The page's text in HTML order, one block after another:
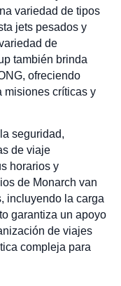
variedad de tipos
jets pesados y
de
también brinda
ofreciendo
misiones críticas y
seguridad,
de viaje
horarios y
de Monarch van
incluyendo la carga
garantiza un apoyo
de viajes
compleja para